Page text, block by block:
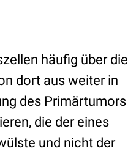
häufig über die
dort aus weiter in
des Primärtumors
die der eines
und nicht der